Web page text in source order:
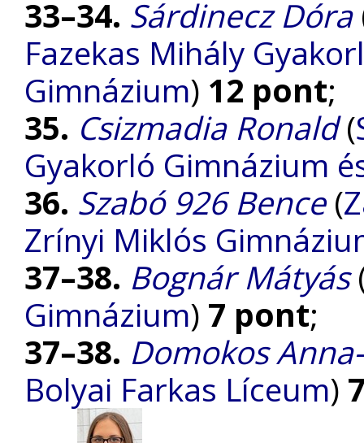
33–34. Sárdinecz Dóra
Fazekas Mihály
Gimnázium) 12 pont;
35. Csizmadia Ronald(
Gyakorló Gimnázium
36. Szabó 926 Bence(
Zrínyi Miklós
37–38. Bognár Mátyás
Gimnázium) 7 pont;
37–38. Domokos
Bolyai Farkas Líceum)